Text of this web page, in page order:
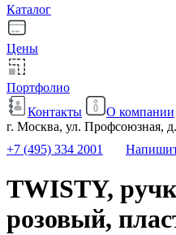
Каталог
Цены
Портфолио
Контакты
О компании
г. Москва, ул. Профсоюзная, д.
+7 (495) 334 2001
TWISTY,
розовый,